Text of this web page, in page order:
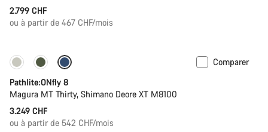
2.799 CHF
ou à partir de 467 CHF/mois
Comparer
Pathlite:ONfly 8
Magura MT Thirty, Shimano Deore XT M8100
3.249 CHF
ou à partir de 542 CHF/mois